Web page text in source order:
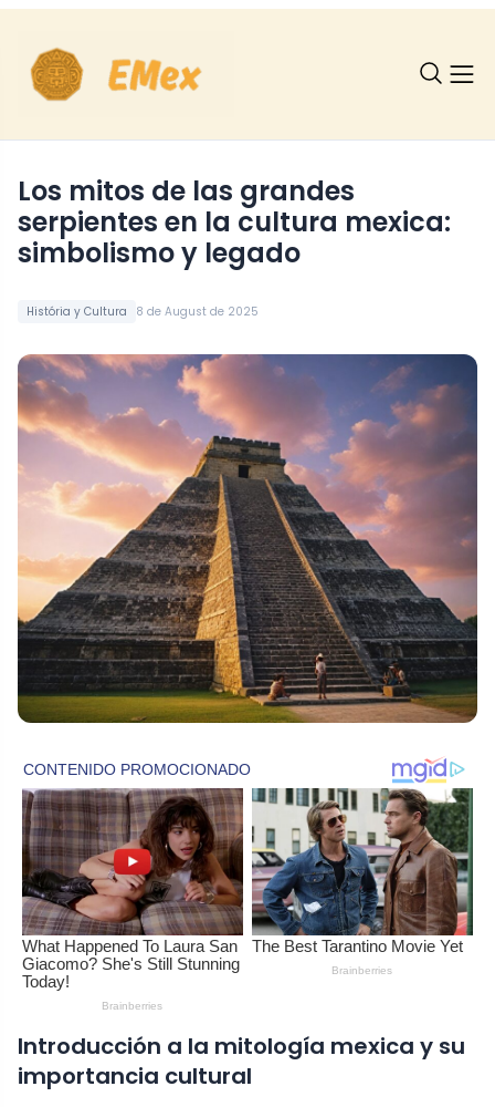
História y Cultura 8 de August de 2025
Los mitos de las grandes
serpientes en la cultura mexica:
simbolismo y legado
Introducción a la mitología mexica y su
importancia cultural